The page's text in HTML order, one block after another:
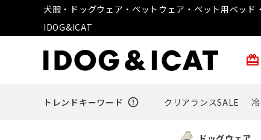
犬服・ドッグウェア・ペットウェア・ペット用ベッド
IDOG&ICAT
card_giftcard
トレンドキーワード error_outline クリアランスSALE